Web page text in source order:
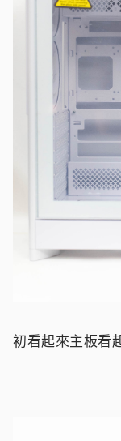
初看起來主板看